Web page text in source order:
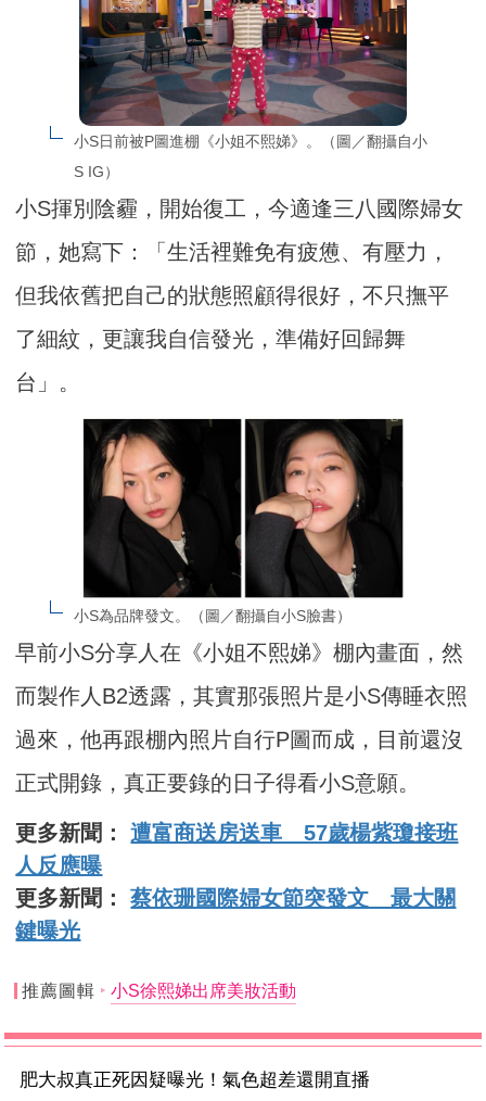
小S日前被P圖進棚《小姐不熙娣》。（圖／翻攝自小
S IG）
小S揮別陰霾，開始復工，今適逢三八國際婦女
節，她寫下：「生活裡難免有疲憊、有壓力，
但我依舊把自己的狀態照顧得很好，不只撫平
了細紋，更讓我自信發光，準備好回歸舞
台」。
小S為品牌發文。（圖／翻攝自小S臉書）
早前小S分享人在《小姐不熙娣》棚內畫面，然
而製作人B2透露，其實那張照片是小S傳睡衣照
過來，他再跟棚內照片自行P圖而成，目前還沒
正式開錄，真正要錄的日子得看小S意願。
更多新聞：遭富商送房送車 57歲楊紫瓊接班
人反應曝
更多新聞：蔡依珊國際婦女節突發文 最大關
鍵曝光
推薦圖輯 小S徐熙娣出席美妝活動
肥大叔真正死因疑曝光！氣色超差還開直播